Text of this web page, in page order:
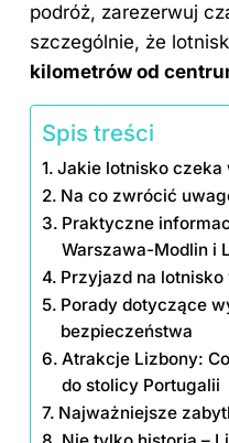
podróż, zarezerwuj
szczególnie, że
kilometrów od
Spis treści
Jakie lotnisko czeka
Na co zwrócić
Praktyczne
Warszawa-Modlin i
Przyjazd na
Porady dotyczące
bezpieczeństwa
Atrakcje Lizbony:
do stolicy Portugalii
Najważniejsze